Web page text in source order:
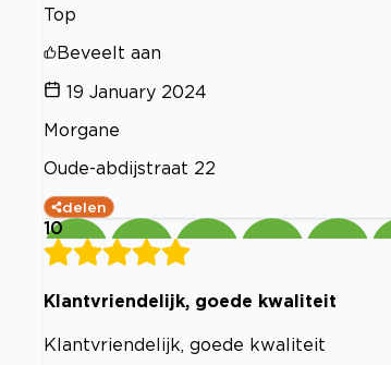
Top
Beveelt aan
19 January 2024
Morgane
Oude-abdijstraat 22
delen
10
Klantvriendelijk, goede kwaliteit
Klantvriendelijk, goede kwaliteit